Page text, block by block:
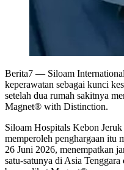
Berita7 — Siloam
keperawatan sebagai kunci
setelah dua rumah sakitnya
Magnet® with Distinction.
Siloam Hospitals Kebon
memperoleh penghargaan itu
26 Juni 2026, menempatkan
satu‑satunya di Asia